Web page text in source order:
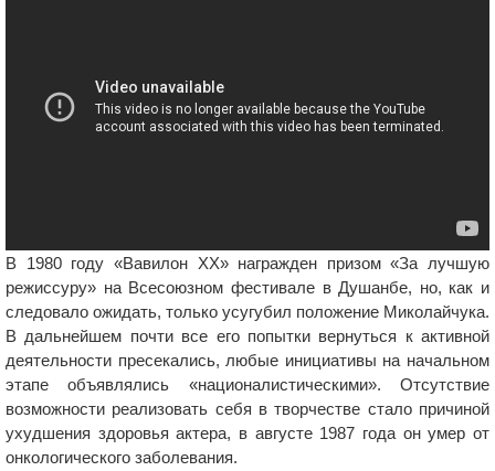
В 1980 году «Вавилон ХХ» награжден призом «За лучшую
режиссуру» на Всесоюзном фестивале в Душанбе, но, как и
следовало ожидать, только усугубил положение Миколайчука.
В дальнейшем почти все его попытки вернуться к активной
деятельности пресекались, любые инициативы на начальном
этапе объявлялись «националистическими». Отсутствие
возможности реализовать себя в творчестве стало причиной
ухудшения здоровья актера, в августе 1987 года он умер от
онкологического заболевания.